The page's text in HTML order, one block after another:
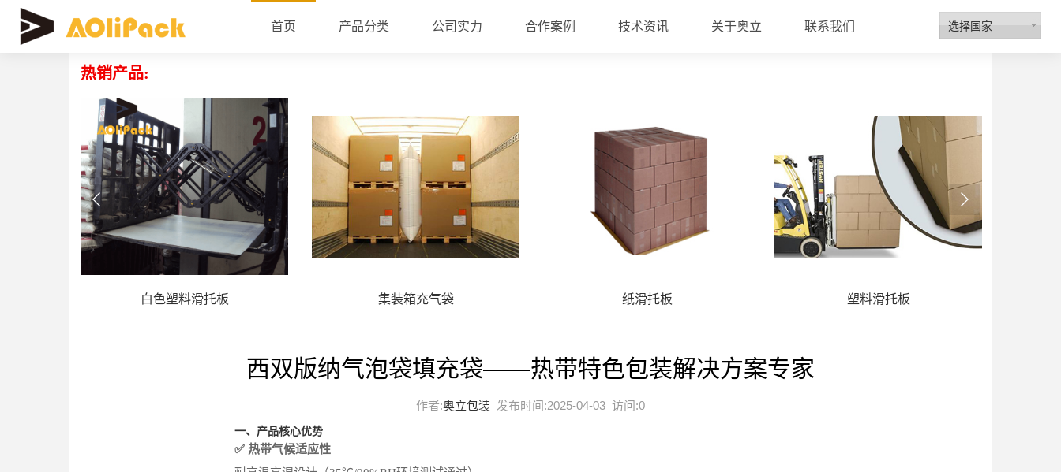
选择国家
首页 产品分类 公司实力 合作案例 技术资讯 关于奥立 联系我们
质量检验 资质认证 行业动态
热销产品:
白色塑料滑托板 集装箱充气袋 纸滑托板 塑料滑托板
西双版纳气泡袋填充袋——热带特色包装解决方案专家
作者:奥立包装 发布时间:2025-04-03 访问:0
一、产品核心优势
✅ 热带气候适应性